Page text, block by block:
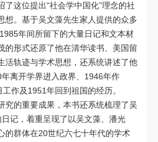
了这位提出“社会学中国化”理念的社
想。基于吴文藻先生家人提供的众多
年间所留下的大量日记和文本材
的形式还原了他在清华读书、美国留
活轨迹与学术思想，还系统讲述了他
离开学界进入政界、1946年作
作及1951年回到祖国的经历。
究的重要成果，本书还系统梳理了吴
记，着重呈现了以吴文藻、潘光
的群体在20世纪六七十年代的学术